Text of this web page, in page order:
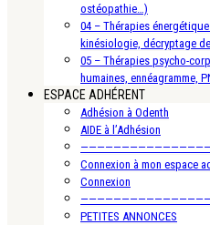
ostéopathie…)
04 – Thérapies
kinésiologie, décryptage
05 – Thérapies psycho-
humaines, ennéagramme,
ESPACE ADHÉRENT
Adhésion à Odenth
AIDE à l’Adhésion
Connexion à mon espace
Connexion
PETITES ANNONCES